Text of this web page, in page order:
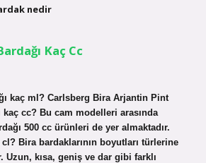
nedir
Kaç Cc
kaç ml? Carlsberg Bira Arjantin Pint
kaç cc? Bu cam modelleri arasında
500 cc ürünleri de yer almaktadır.
Bira bardaklarının boyutları türlerine
Uzun, kısa, geniş ve dar gibi farklı